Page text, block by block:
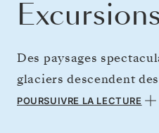
Des paysages
glaciers descendent
glace, à la Colombie-
POURSUIVRE LA LECTURE